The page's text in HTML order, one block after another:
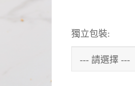
獨立包裝: